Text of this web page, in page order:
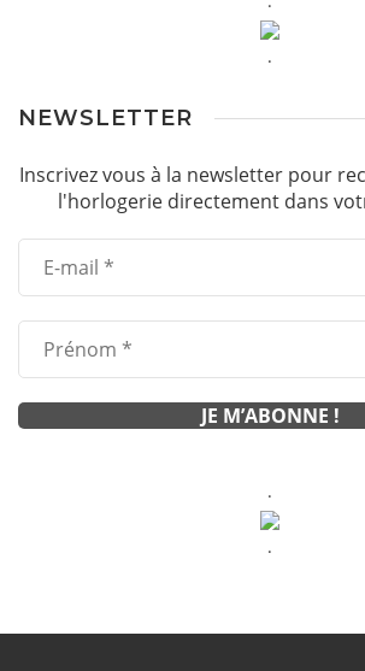
.
NEWSLETTER
Inscrivez vous à la newsletter pour
l'horlogerie directement dans
.
.